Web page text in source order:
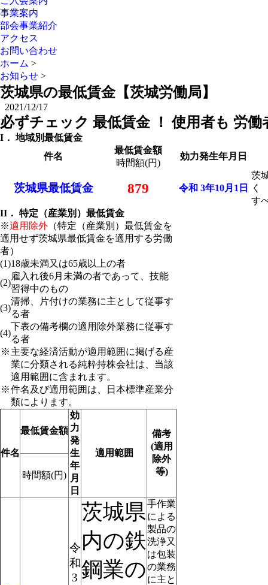
事業案内
部会事業紹介
アクセス
お問い合わせ
ホーム >
お知らせ >
茨城県の最低賃金【茨城労働局】
2021/12/17
必ずチェック 最低賃金 ！ 使用者も 労働
I． 地域別最低賃金
件名
最低賃金額
効力発生年月日
時間額(円)
茨城県最低賃金 879 令和 3年10月1日
茨
く
す
II． 特定（産業別）最低賃金
※適用除外 （特定（産業別）最低賃金を
適用せず茨城県最低賃金を適用する労働
者）
(1)18歳未満又は65歳以上の者
(2)
雇入れ後6月未満の者であって、技能
習得中のもの
(3)
清掃、片付けの業務に主として従事す
る者
(4)
下表の備考欄の適用除外業務に従事す
る者
※ 主要な経済活動が適用範囲に掲げる産
業に分類される純粋持株会社は、当該
適用範囲に含まれます。
※件名及び適用範囲は、日本標準産業分
類によります。
件名
最低賃金額
効
力
発
生
年
月
日
適用範囲
備考
(適用
除外
等)
時間額(円)
令
和
3
茨城県
内の鉄
鋼業の
手作業
による
製品の
洗浄又
は包装
の業務
に主と